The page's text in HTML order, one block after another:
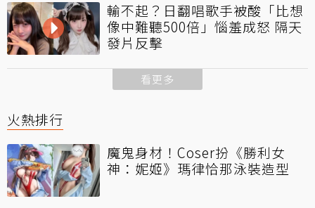
輸不起？日翻唱歌手被酸「比想
像中難聽500倍」惱羞成怒 隔天
發片反擊
看更多
火熱排行
魔鬼身材！Coser扮《勝利女
神：妮姬》瑪律恰那泳裝造型